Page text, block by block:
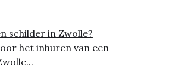
schilder in Zwolle?
het inhuren van een